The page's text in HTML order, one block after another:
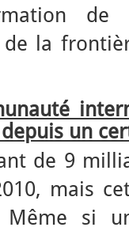
la
un
de 9
mais
si